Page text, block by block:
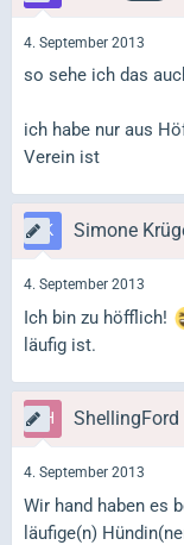
4. September 2013
so sehe ich das
ich habe nur aus
Verein ist
Simone
4. September 2013
Ich bin zu höfflich!
läufig ist.
ShellingFord
4. September 2013
Wir hand haben es
läufige(n)